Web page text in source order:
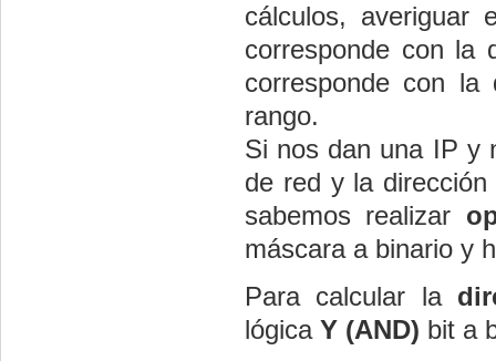
cálculos, averiguar
corresponde con la
corresponde con
rango.
Si nos dan una IP y
de red y la
sabemos realizar
máscara a binario y
Para calcular la
lógica Y (AND) bit a